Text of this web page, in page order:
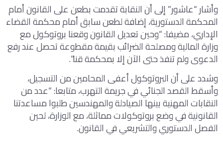
وأشار “عاشور” إلى أن النقابة تقدمت بطعن على القانون أمام
المحكمة الدستورية، إضافة لطعن سابق أمام محكمة القضاء
الإداري، مضيفا: “وحين تعديل القانون وقعنا بروتوكول مع
وزارة المالية ومصلحة الضرائب بقيمة مقطوعة تحصل عند رفع
الدعوى ولم تنفذ حتى الآن إلا بمحكمة قنا”.
وشدد على أن البروتوكول أعفى المحامين من التسجيل،
وأسقط القصد الجنائي في جريمة التهرب، متابعا: “عدد من
النقابات المهنية بينها الصيادلة والمهندسين طلبوا مساعدتنا
القانونية في وضع بروتوكولات مماثلة، مع الوزارة، لحين
الفصل الدستوري والتشريعي في القانون.